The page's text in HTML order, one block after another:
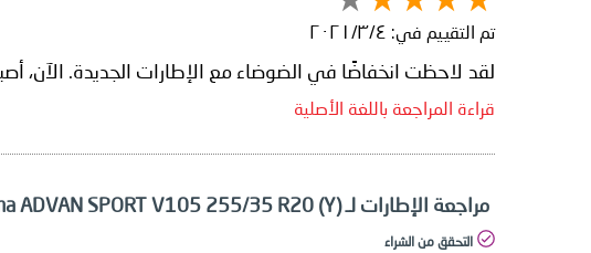
تم التقييم في: ٤‏/٣‏/٢٠٢١
لقد لاحظت انخفاضًا في الضوضاء مع الإطارات الجديدة. الآن،
قراءة المراجعة باللغة الأصلية
مراجعة الإطارات لـ Yokohama ADVAN SPORT V105 255/35 R20 (Y)
التحقق من الشراء